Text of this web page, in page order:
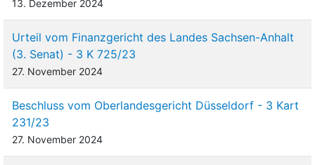
13. Dezember 2024
Urteil vom Finanzgericht des Landes Sachsen-Anhalt
(3. Senat) - 3 K 725/23
27. November 2024
Beschluss vom Oberlandesgericht Düsseldorf - 3 Kart
231/23
27. November 2024